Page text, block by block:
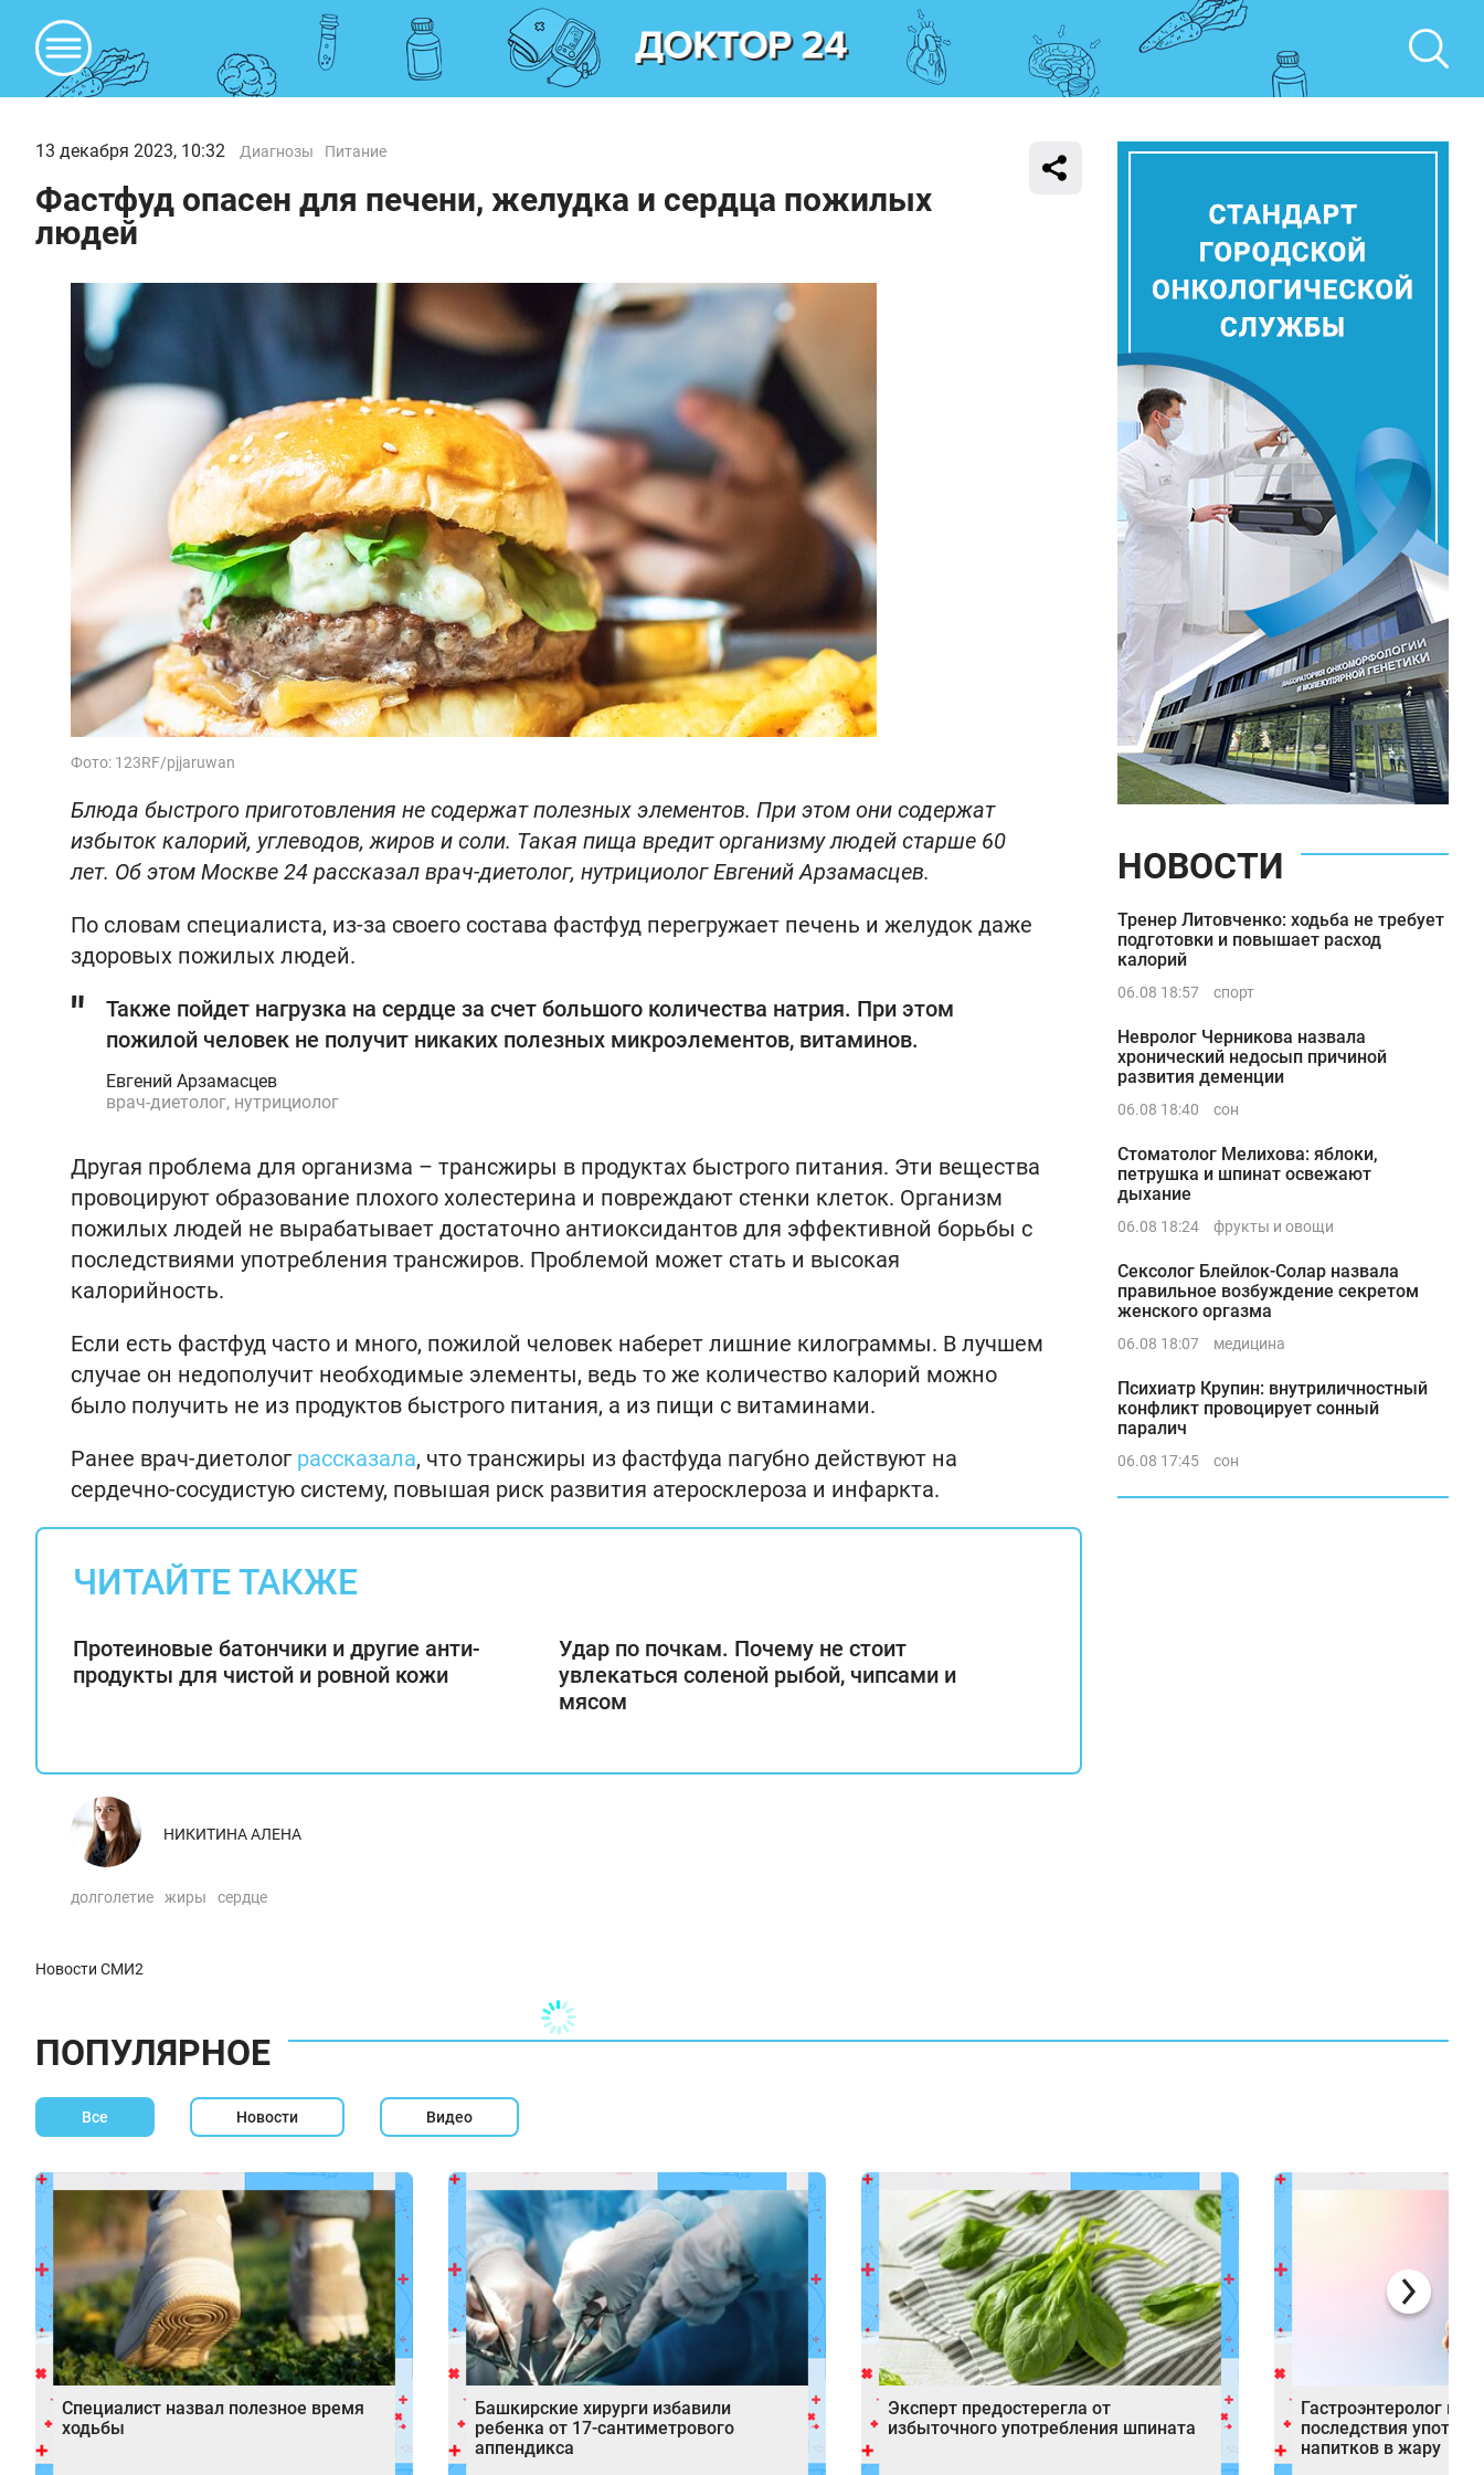
13 декабря 2023, 10:32 Диагнозы Питание
Фастфуд опасен для печени, желудка и сердца пожилых
людей
Фото: 123RF/pjjaruwan
Блюда быстрого приготовления не содержат полезных элементов. При этом они содержат
избыток калорий, углеводов, жиров и соли. Такая пища вредит организму людей старше 60
лет. Об этом Москве 24 рассказал врач-диетолог, нутрициолог Евгений Арзамасцев.
По словам специалиста, из-за своего состава фастфуд перегружает печень и желудок даже
здоровых пожилых людей.
Также пойдет нагрузка на сердце за счет большого количества натрия. При этом
пожилой человек не получит никаких полезных микроэлементов, витаминов.
Евгений Арзамасцев
врач-диетолог, нутрициолог
Другая проблема для организма – трансжиры в продуктах быстрого питания. Эти вещества
провоцируют образование плохого холестерина и повреждают стенки клеток. Организм
пожилых людей не вырабатывает достаточно антиоксидантов для эффективной борьбы с
последствиями употребления трансжиров. Проблемой может стать и высокая
калорийность.
Если есть фастфуд часто и много, пожилой человек наберет лишние килограммы. В лучшем
случае он недополучит необходимые элементы, ведь то же количество калорий можно
было получить не из продуктов быстрого питания, а из пищи с витаминами.
Ранее врач-диетолог рассказала, что трансжиры из фастфуда пагубно действуют на
сердечно-сосудистую систему, повышая риск развития атеросклероза и инфаркта.
ЧИТАЙТЕ ТАКЖЕ
Протеиновые батончики и другие анти-
продукты для чистой и ровной кожи
Удар по почкам. Почему не стоит
увлекаться соленой рыбой, чипсами и
мясом
НИКИТИНА АЛЕНА
долголетие жиры сердце
Новости СМИ2
НОВОСТИ
Тренер Литовченко: ходьба не требует
подготовки и повышает расход
калорий
06.08 18:57 спорт
Невролог Черникова назвала
хронический недосып причиной
развития деменции
06.08 18:40 сон
Стоматолог Мелихова: яблоки,
петрушка и шпинат освежают
дыхание
06.08 18:24 фрукты и овощи
Сексолог Блейлок-Солар назвала
правильное возбуждение секретом
женского оргазма
06.08 18:07 медицина
Психиатр Крупин: внутриличностный
конфликт провоцирует сонный
паралич
06.08 17:45 сон
ПОПУЛЯРНОЕ
Все Новости Видео
Специалист назвал полезное время
ходьбы
Башкирские хирурги избавили
ребенка от 17‑сантиметрового
аппендикса
Эксперт предостерегла от
избыточного употребления шпината
Гастроэнтеролог
последствия
напитков в жару